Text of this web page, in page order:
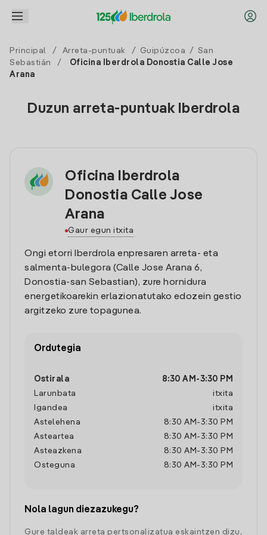
Principal / Arreta-puntuak / Guipúzcoa / San
Sebastián
/
Oficina Iberdrola Donostia Calle Jose
Arana
Duzun arreta-puntuak Iberdrola
Oficina Iberdrola
Donostia Calle Jose
Arana
Gaur egun itxita
Ongi etorri Iberdrola enpresaren arreta- eta
salmenta-bulegora (Calle Jose Arana 6,
Donostia-san Sebastian), zure hornidura
energetikoarekin erlazionatutako edozein gestio
argitzeko zure topagunea.
Ordutegia
Ostirala 8:30 AM -3:30 PM
Larunbata
itxita
Igandea
itxita
Astelehena
8:30 AM -3:30 PM
Asteartea
8:30 AM -3:30 PM
Asteazkena
8:30 AM -3:30 PM
Osteguna
8:30 AM -3:30 PM
Nola lagun diezazukegu?
Gure taldeak arreta pertsonalizatua eskaintzen dizu,